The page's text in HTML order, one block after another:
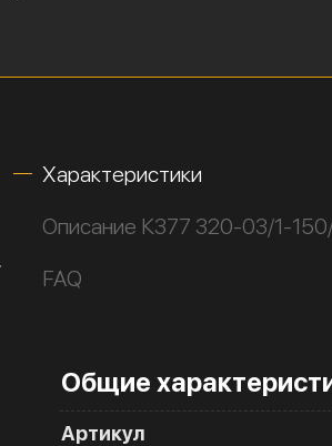
Характеристики
Описание К377 320-03/1-
FAQ
Общие
Артикул